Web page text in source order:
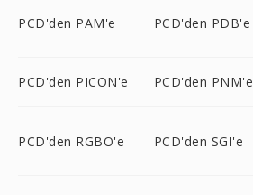
PCD'den PAM'e PCD'den PDB'e
PCD'den PICON'e PCD'den PNM'e
PCD'den RGBO'e PCD'den SGI'e